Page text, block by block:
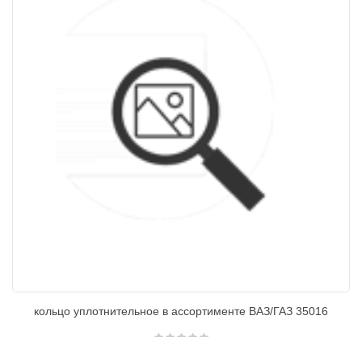
кольцо уплотнительное в ассортименте ВАЗ/ГАЗ 35016